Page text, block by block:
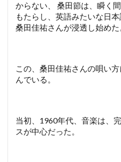
からない、 桑田節は、瞬く
もたらし、英語みたいな日
桑田佳祐さんが浸透し始めた
この、桑田佳祐さんの唄い
んでいる。
当初、1960年代、音楽は、
スが中心だった。